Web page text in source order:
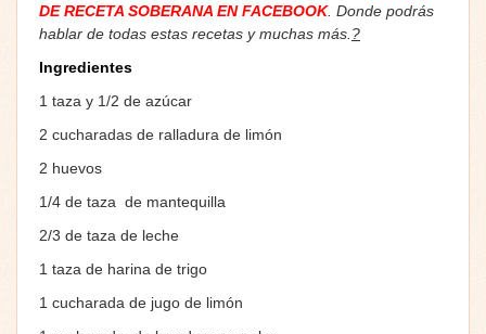
DE RECETA SOBERANA EN FACEBOOK. Donde podrás
hablar de todas estas recetas y muchas más. ?
Ingredientes
1 taza y 1/2 de azúcar
2 cucharadas de ralladura de limón
2 huevos
1/4 de taza de mantequilla
2/3 de taza de leche
1 taza de harina de trigo
1 cucharada de jugo de limón